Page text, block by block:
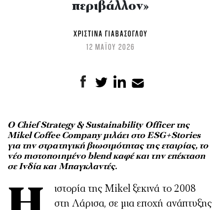
περιβάλλον»
ΧΡΙΣΤΊΝΑ ΓΙΑΒΆΣΟΓΛΟΥ
12 ΜΑΪΟΥ 2026
O Chief Strategy &Sustainability Officer της
Mikel Coffee Company μιλάει στοESG+Stories
για την στρατηγική βιωσιμότητας της εταιρίας, το
νέο πιστοποιημένο blend καφέ και την επέκταση
σε Ινδία και Μπαγκλαντές.
Η ιστορία της Mikel ξεκινά το 2008
στη Λάρισα, σε μια εποχή ανάπτυξης